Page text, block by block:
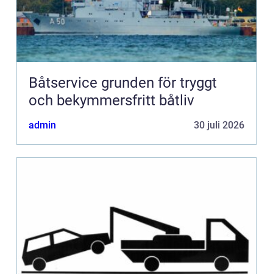
Båtservice grunden för tryggt
och bekymmersfritt båtliv
admin 30 juli 2026